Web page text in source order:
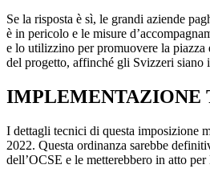
Se la risposta è sì, le grandi aziende
è in pericolo e le misure
e lo utilizzino per promuovere la piazza
del progetto, affinché gli Svizzeri siano
IMPLEMENTAZIONE
I dettagli tecnici di questa imposizione
2022. Questa ordinanza sarebbe
dell’OCSE e le metterebbero in atto